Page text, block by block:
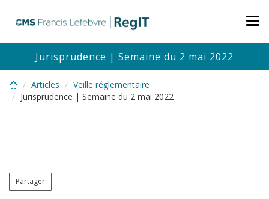
content
Jurisprudence | Semaine du 2 mai 2022
Articles
Veille réglementaire
Jurisprudence | Semaine du 2 mai 2022
Partager